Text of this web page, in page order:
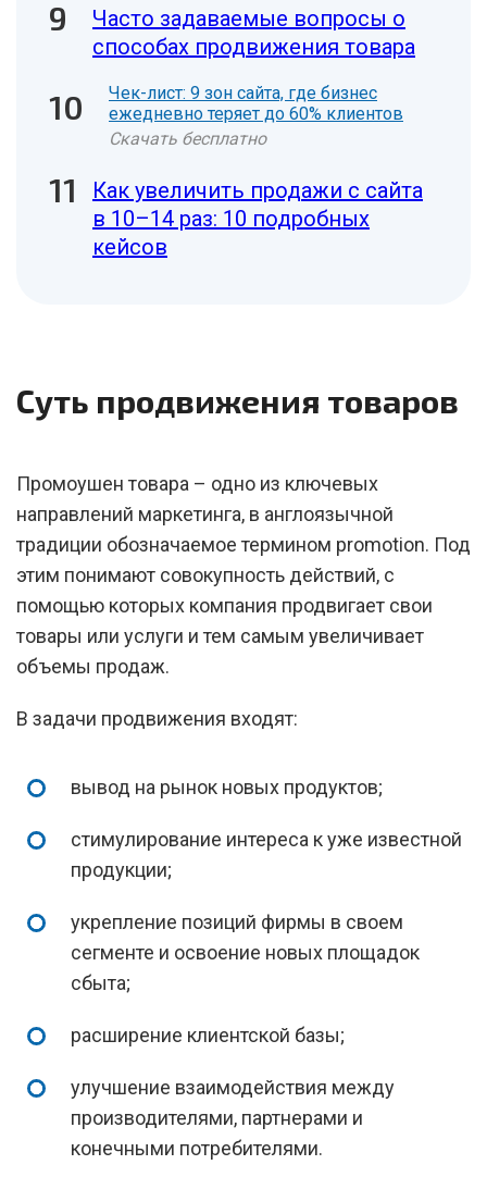
Часто задаваемые вопросы о
способах продвижения товара
Чек-лист: 9 зон сайта, где бизнес
ежедневно теряет до 60% клиентов
Скачать бесплатно
Как увеличить продажи с сайта
в 10–14 раз: 10 подробных
кейсов
Суть продвижения товаров
Промоушен товара – одно из ключевых
направлений маркетинга, в англоязычной
традиции обозначаемое термином promotion. Под
этим понимают совокупность действий, с
помощью которых компания продвигает свои
товары или услуги и тем самым увеличивает
объемы продаж.
В задачи продвижения входят:
вывод на рынок новых продуктов;
стимулирование интереса к уже известной
продукции;
укрепление позиций фирмы в своем
сегменте и освоение новых площадок
сбыта;
расширение клиентской базы;
улучшение взаимодействия между
производителями, партнерами и
конечными потребителями.